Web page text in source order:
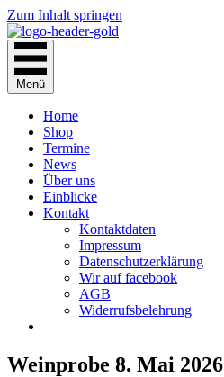
Zum Inhalt springen
Menü
Home
Shop
Termine
News
Über uns
Einblicke
Kontakt
Kontaktdaten
Impressum
Datenschutzerklärung
Wir auf facebook
AGB
Widerrufsbelehrung
Weinprobe 8. Mai 2026